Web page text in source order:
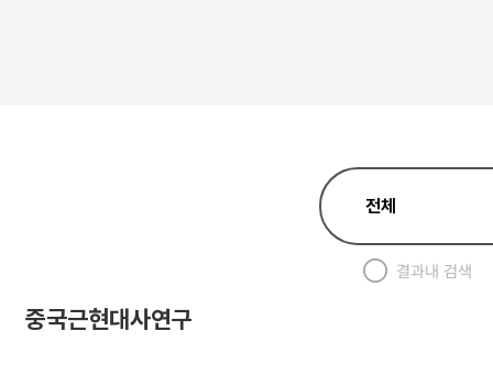
결과내 검색
중국근현대사연구